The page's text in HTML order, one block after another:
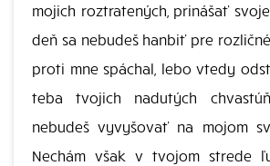
mojich roztratených, prinášať
deň sa nebudeš hanbiť pre
proti mne spáchal, lebo vtedy
teba tvojich nadutých
nebudeš vyvyšovať na mojom
Nechám však v tvojom strede